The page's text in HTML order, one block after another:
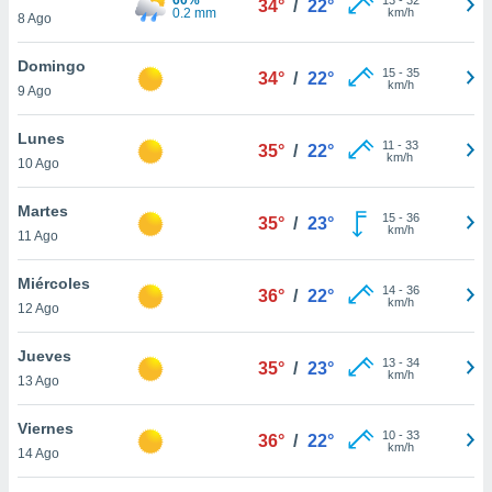
más
nuestra
y
de
disponible
cookies
aceptar
8 Ago
0.2 mm
34° / 22°
km/h
Domingo
9 Ago
34° / 22° 15- 35
km/h
Lunes
10 Ago
35° / 22° 11 - 33
km/h
Martes
11 Ago
35° / 23° 15- 36
km/h
Miércoles
12 Ago
36° / 22° 14- 36
km/h
Jueves
13 Ago
35° / 23° 13- 34
km/h
Viernes
14 Ago
36° / 22° 10- 33
km/h